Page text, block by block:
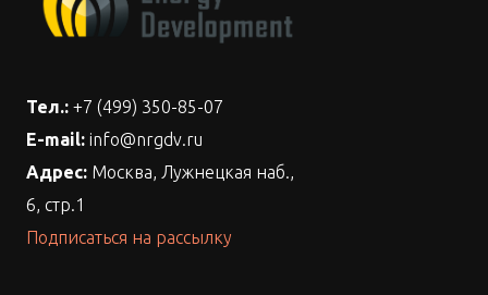
Тел.: +7 (499) 350-85-07
E-mail: info@nrgdv.ru
Адрес: Москва, Лужнецкая наб.,
6, стр.1
Подписаться на рассылку